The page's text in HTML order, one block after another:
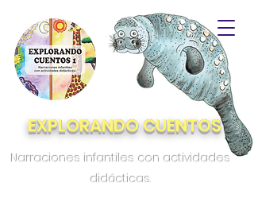
EXPLORANDO CUENTOS
Narraciones infantiles con actividades
didácticas.